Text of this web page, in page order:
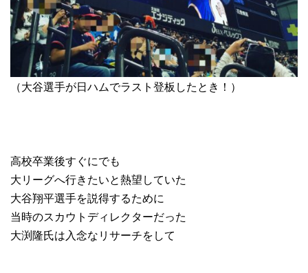
（大谷選手が日ハムでラスト登板したとき！）
高校卒業後すぐにでも
大リーグへ行きたいと熱望していた
大谷翔平選手を説得するために
当時のスカウトディレクターだった
大渕隆氏は入念なリサーチをして